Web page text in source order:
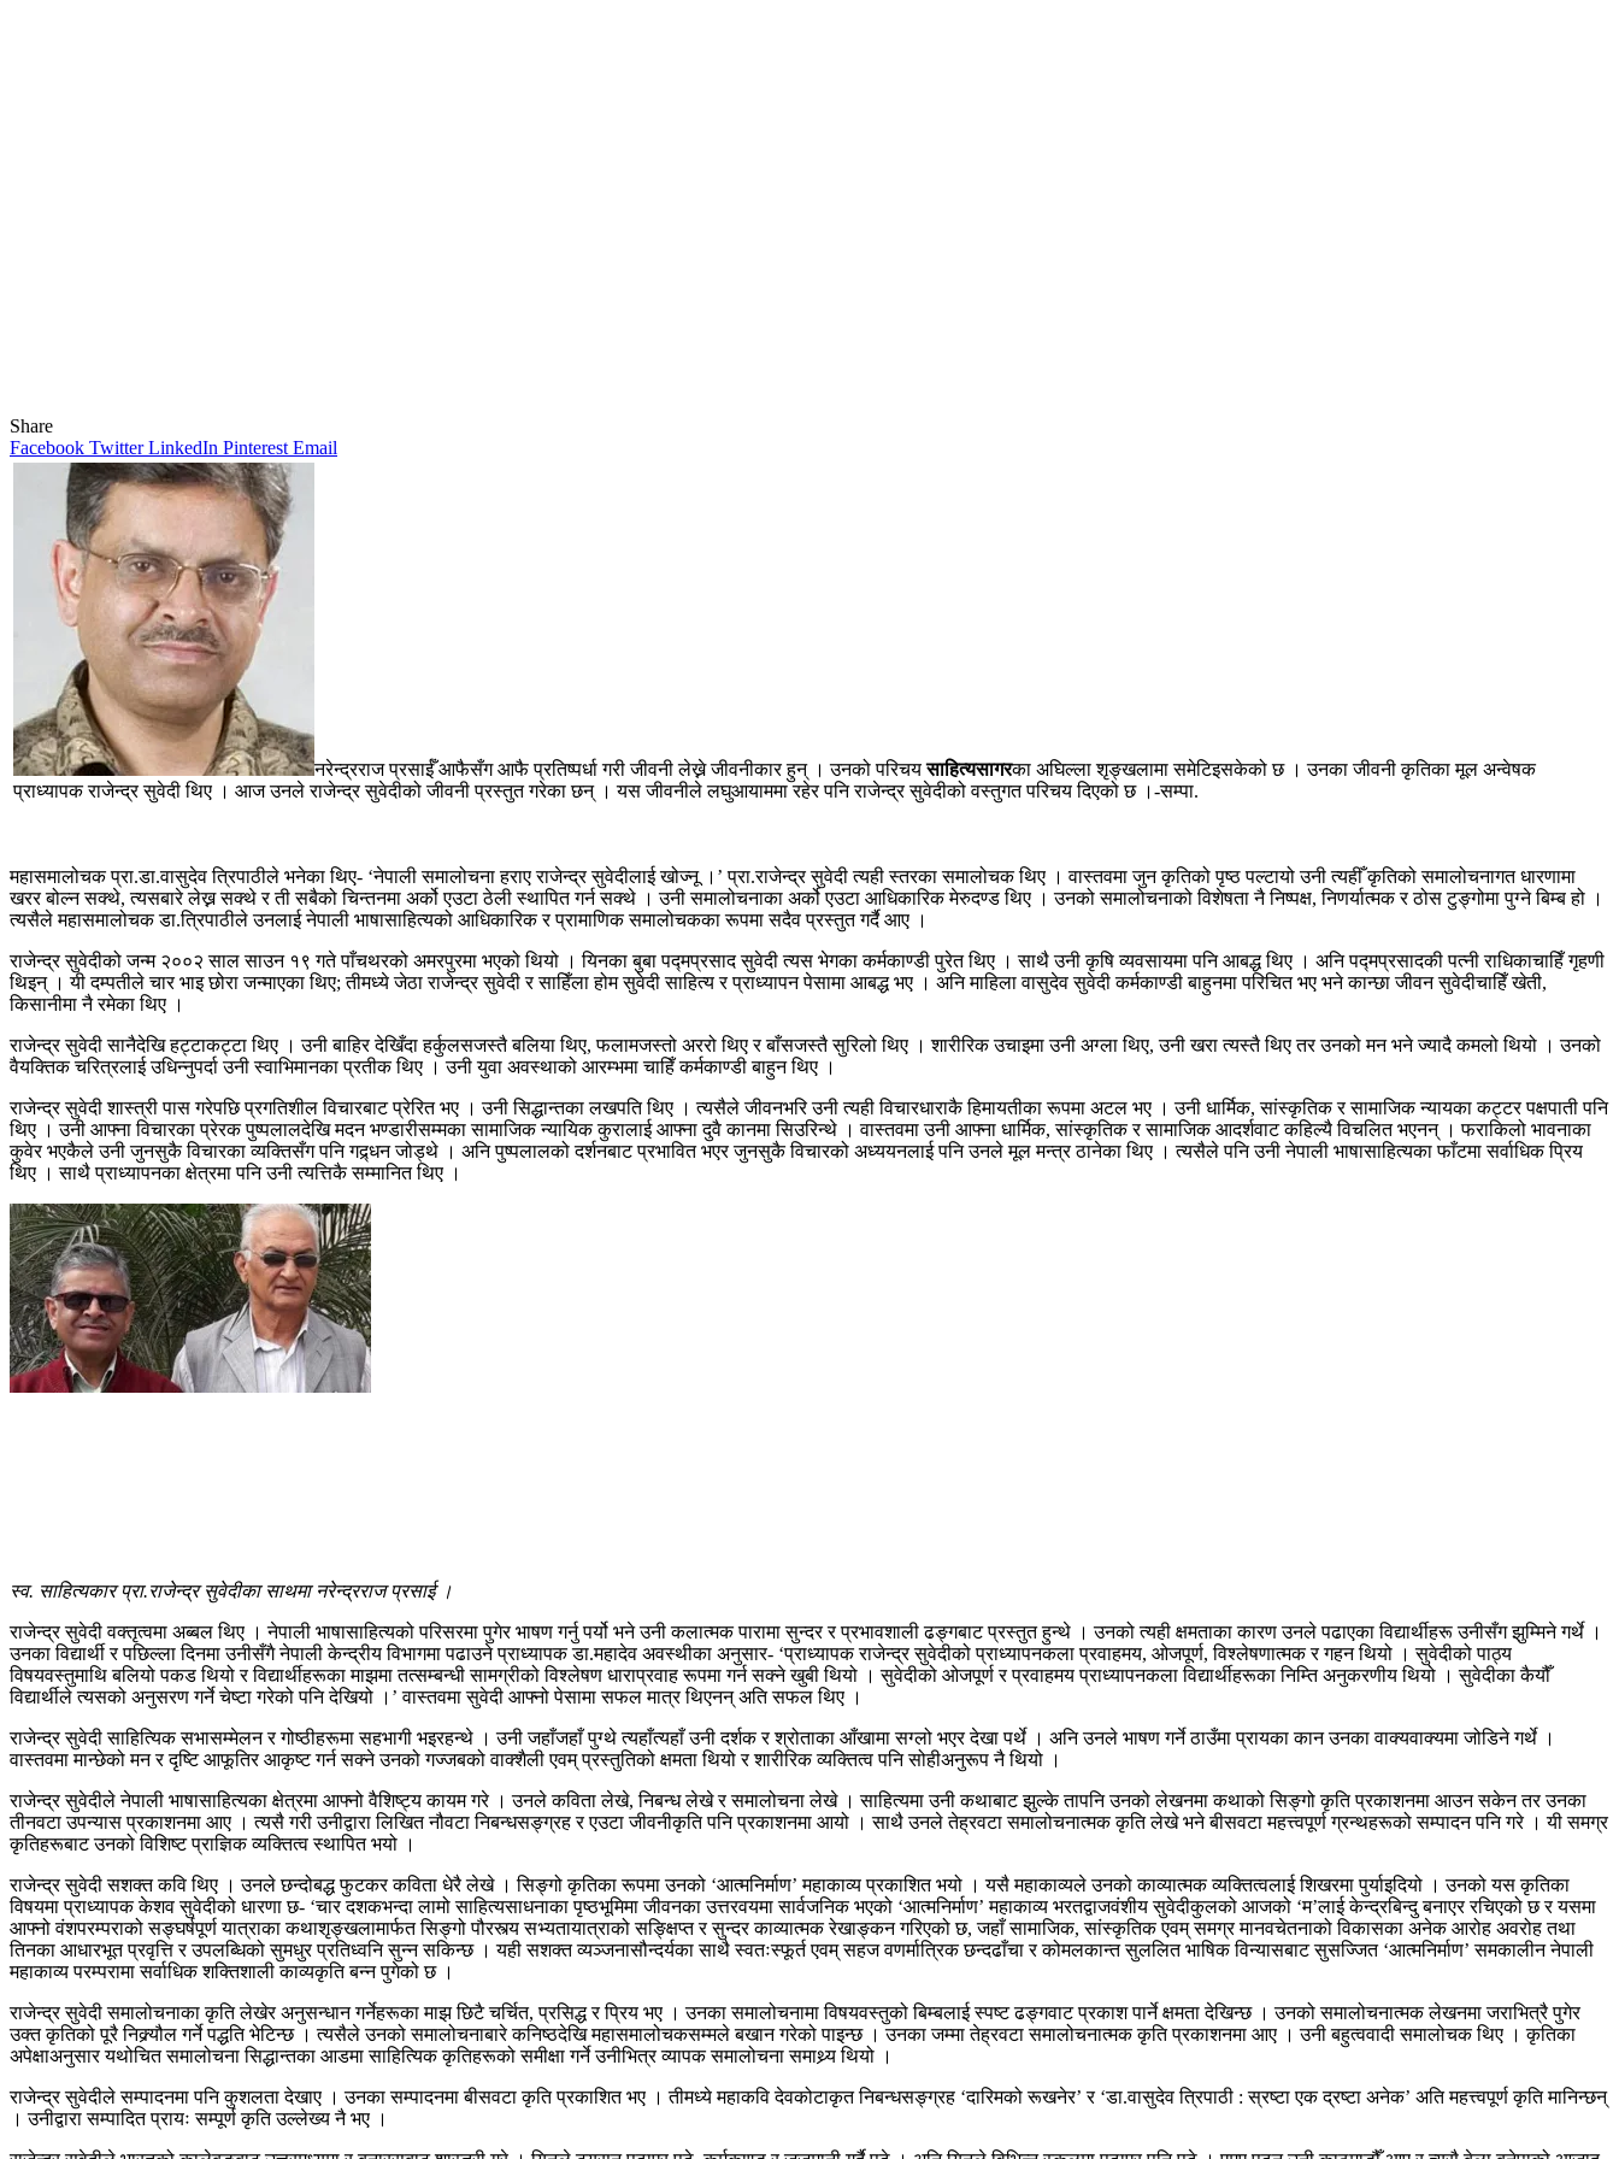
Share
Facebook Twitter LinkedIn Pinterest Email
नरेन्द्रराज प्रसाईँ आफैसँग आफै प्रतिष्पर्धा गरी जीवनी लेख्ने जीवनीकार हुन् । उनको परिचयसाहित्यसागरका अघिल्ला शृङ्खलामा समेटिइसकेको छ । उनका जीवनी कृतिका मूल अन्वेषक
प्राध्यापक राजेन्द्र सुवेदी थिए । आज उनले राजेन्द्र सुवेदीको जीवनी प्रस्तुत गरेका छन् । यस जीवनीले लघुआयाममा रहेर पनि राजेन्द्र सुवेदीको वस्तुगत परिचय दिएको छ ।-सम्पा‍‍.
महासमालोचक प्रा.डा.वासुदेव त्रिपाठीले भनेका थिए- ‘नेपाली समालोचना हराए राजेन्द्र सुवेदीलाई खोज्नू ।’ प्रा.राजेन्द्र सुवेदी त्यही स्तरका समालोचक थिए । वास्तवमा जुन कृतिको पृष्ठ पल्टायो उनी त्यहीँ कृतिको समालोचनागत धारणामा
खरर बोल्न सक्थे, त्यसबारे लेख्न सक्थे र ती सबैको चिन्तनमा अर्को एउटा ठेली स्थापित गर्न सक्थे । उनी समालोचनाका अर्को एउटा आधिकारिक मेरुदण्ड थिए । उनको समालोचनाको विशेषता नै निष्पक्ष, निणर्यात्मक र ठोस टुङ्गोमा पुग्ने बिम्ब हो ।
त्यसैले महासमालोचक डा.त्रिपाठीले उनलाई नेपाली भाषासाहित्यको आधिकारिक र प्रामाणिक समालोचकका रूपमा सदैव प्रस्तुत गर्दै आए ।
राजेन्द्र सुवेदीको जन्म २००२ साल साउन १९ गते पाँचथरको अमरपुरमा भएको थियो । यिनका बुबा पद्मप्रसाद सुवेदी त्यस भेगका कर्मकाण्डी पुरेत थिए । साथै उनी कृषि व्यवसायमा पनि आबद्ध थिए । अनि पद्मप्रसादकी पत्नी राधिकाचाहिँ गृहणी
थिइन् । यी दम्पतीले चार भाइ छोरा जन्माएका थिए; तीमध्ये जेठा राजेन्द्र सुवेदी र साहिँला होम सुवेदी साहित्य र प्राध्यापन पेसामा आबद्ध भए । अनि माहिला वासुदेव सुवेदी कर्मकाण्डी बाहुनमा परिचित भए भने कान्छा जीवन सुवेदीचाहिँ खेती,
किसानीमा नै रमेका थिए ।
राजेन्द्र सुवेदी सानैदेखि हट्टाकट्टा थिए । उनी बाहिर देखिँदा हर्कुलसजस्तै बलिया थिए, फलामजस्तो अररो थिए र बाँसजस्तै सुरिलो थिए । शारीरिक उचाइमा उनी अग्ला थिए, उनी खरा त्यस्तै थिए तर उनको मन भने ज्यादै कमलो थियो । उनको
वैयक्तिक चरित्रलाई उधिन्नुपर्दा उनी स्वाभिमानका प्रतीक थिए । उनी युवा अवस्थाको आरम्भमा चाहिँ कर्मकाण्डी बाहुन थिए ।
राजेन्द्र सुवेदी शास्त्री पास गरेपछि प्रगतिशील विचारबाट प्रेरित भए । उनी सिद्धान्तका लखपति थिए । त्यसैले जीवनभरि उनी त्यही विचारधाराकै हिमायतीका रूपमा अटल भए । उनी धार्मिक, सांस्कृतिक र सामाजिक न्यायका कट्टर पक्षपाती पनि
थिए । उनी आफ्ना विचारका प्रेरक पुष्पलालदेखि मदन भण्डारीसम्मका सामाजिक न्यायिक कुरालाई आफ्ना दुवै कानमा सिउरिन्थे । वास्तवमा उनी आफ्ना धार्मिक, सांस्कृतिक र सामाजिक आदर्शवाट कहिल्यै विचलित भएनन् । फराकिलो भावनाका
कुवेर भएकैले उनी जुनसुकै विचारका व्यक्तिसँग पनि गद्र्धन जोड्थे । अनि पुष्पलालको दर्शनबाट प्रभावित भएर जुनसुकै विचारको अध्ययनलाई पनि उनले मूल मन्त्र ठानेका थिए । त्यसैले पनि उनी नेपाली भाषासाहित्यका फाँटमा सर्वाधिक प्रिय
थिए । साथै प्राध्यापनका क्षेत्रमा पनि उनी त्यत्तिकै सम्मानित थिए ।
स्व. साहित्यकार प्रा.राजेन्द्र सुवेदीका साथमा नरेन्द्रराज प्रसाई ।
राजेन्द्र सुवेदी वक्तृत्वमा अब्बल थिए । नेपाली भाषासाहित्यको परिसरमा पुगेर भाषण गर्नु पर्यो भने उनी कलात्मक पारामा सुन्दर र प्रभावशाली ढङ्गबाट प्रस्तुत हुन्थे । उनको त्यही क्षमताका कारण उनले पढाएका विद्यार्थीहरू उनीसँग झुम्मिने गर्थे ।
उनका विद्यार्थी र पछिल्ला दिनमा उनीसँगै नेपाली केन्द्रीय विभागमा पढाउने प्राध्यापक डा.महादेव अवस्थीका अनुसार- ‘प्राध्यापक राजेन्द्र सुवेदीको प्राध्यापनकला प्रवाहमय, ओजपूर्ण, विश्लेषणात्मक र गहन थियो । सुवेदीको पाठ्य
विषयवस्तुमाथि बलियो पकड थियो र विद्यार्थीहरूका माझमा तत्सम्बन्धी सामग्रीको विश्लेषण धाराप्रवाह रूपमा गर्न सक्ने खुबी थियो । सुवेदीको ओजपूर्ण र प्रवाहमय प्राध्यापनकला विद्यार्थीहरूका निम्ति अनुकरणीय थियो । सुवेदीका कैयौँ
विद्यार्थीले त्यसको अनुसरण गर्ने चेष्टा गरेको पनि देखियो ।’ वास्तवमा सुवेदी आफ्नो पेसामा सफल मात्र थिएनन् अति सफल थिए ।
राजेन्द्र सुवेदी साहित्यिक सभासम्मेलन र गोष्ठीहरूमा सहभागी भइरहन्थे । उनी जहाँजहाँ पुग्थे त्यहाँत्यहाँ उनी दर्शक र श्रोताका आँखामा सग्लो भएर देखा पर्थे । अनि उनले भाषण गर्ने ठाउँमा प्रायका कान उनका वाक्यवाक्यमा जोडिने गर्थे ।
वास्तवमा मान्छेको मन र दृष्टि आफूतिर आकृष्ट गर्न सक्ने उनको गज्जबको वाक्शैली एवम् प्रस्तुतिको क्षमता थियो र शारीरिक व्यक्तित्व पनि सोहीअनुरूप नै थियो ।
राजेन्द्र सुवेदीले नेपाली भाषासाहित्यका क्षेत्रमा आफ्नो वैशिष्ट्य कायम गरे । उनले कविता लेखे, निबन्ध लेखे र समालोचना लेखे । साहित्यमा उनी कथाबाट झुल्के तापनि उनको लेखनमा कथाको सिङ्गो कृति प्रकाशनमा आउन सकेन तर उनका
तीनवटा उपन्यास प्रकाशनमा आए । त्यसै गरी उनीद्वारा लिखित नौवटा निबन्धसङ्ग्रह र एउटा जीवनीकृति पनि प्रकाशनमा आयो । साथै उनले तेह्रवटा समालोचनात्मक कृति लेखे भने बीसवटा महत्त्वपूर्ण ग्रन्थहरूको सम्पादन पनि गरे । यी समग्र
कृतिहरूबाट उनको विशिष्ट प्राज्ञिक व्यक्तित्व स्थापित भयो ।
राजेन्द्र सुवेदी सशक्त कवि थिए । उनले छन्दोबद्ध फुटकर कविता धेरै लेखे । सिङ्गो कृतिका रूपमा उनको ‘आत्मनिर्माण’ महाकाव्य प्रकाशित भयो । यसै महाकाव्यले उनको काव्यात्मक व्यक्तित्वलाई शिखरमा पुर्याइदियो । उनको यस कृतिका
विषयमा प्राध्यापक केशव सुवेदीको धारणा छ- ‘चार दशकभन्दा लामो साहित्यसाधनाका पृष्ठभूमिमा जीवनका उत्तरवयमा सार्वजनिक भएको ‘आत्मनिर्माण’ महाकाव्य भरतद्वाजवंशीय सुवेदीकुलको आजको ‘म’लाई केन्द्रबिन्दु बनाएर रचिएको छ र यसमा
आफ्नो वंशपरम्पराको सङ्घर्षपूर्ण यात्राका कथाशृङ्खलामार्फत सिङ्गो पौरस्त्य सभ्यतायात्राको सङ्क्षिप्त र सुन्दर काव्यात्मक रेखाङ्कन गरिएको छ, जहाँ सामाजिक, सांस्कृतिक एवम् समग्र मानवचेतनाको विकासका अनेक आरोह अवरोह तथा
तिनका आधारभूत प्रवृत्ति र उपलब्धिको सुमधुर प्रतिध्वनि सुन्न सकिन्छ । यही सशक्त व्यञ्जनासौन्दर्यका साथै स्वतःस्फूर्त एवम् सहज वणर्मात्रिक छन्दढाँचा र कोमलकान्त सुललित भाषिक विन्यासबाट सुसज्जित ‘आत्मनिर्माण’ समकालीन नेपाली
महाकाव्य परम्परामा सर्वाधिक शक्तिशाली काव्यकृति बन्न पुगेको छ ।
राजेन्द्र सुवेदी समालोचनाका कृति लेखेर अनुसन्धान गर्नेहरूका माझ छिटै चर्चित, प्रसिद्ध र प्रिय भए । उनका समालोचनामा विषयवस्तुको बिम्बलाई स्पष्ट ढङ्गवाट प्रकाश पार्ने क्षमता देखिन्छ । उनको समालोचनात्मक लेखनमा जराभित्रै पुगेर
उक्त कृतिको पूरै निक्र्यौल गर्ने पद्धति भेटिन्छ । त्यसैले उनको समालोचनाबारे कनिष्ठदेखि महासमालोचकसम्मले बखान गरेको पाइन्छ । उनका जम्मा तेह्रवटा समालोचनात्मक कृति प्रकाशनमा आए । उनी बहुत्ववादी समालोचक थिए । कृतिका
अपेक्षाअनुसार यथोचित समालोचना सिद्धान्तका आडमा साहित्यिक कृतिहरूको समीक्षा गर्ने उनीभित्र व्यापक समालोचना समाथ्र्य थियो ।
राजेन्द्र सुवेदीले सम्पादनमा पनि कुशलता देखाए । उनका सम्पादनमा बीसवटा कृति प्रकाशित भए । तीमध्ये महाकवि देवकोटाकृत निबन्धसङ्ग्रह ‘दारिमको रूखनेर’ र ‘डा.वासुदेव त्रिपाठी : स्रष्टा एक द्रष्टा अनेक’ अति महत्त्वपूर्ण कृति मानिन्छन्
। उनीद्वारा सम्पादित प्रायः सम्पूर्ण कृति उल्लेख्य नै भए ।